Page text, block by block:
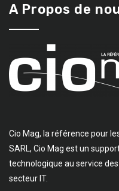
A Propos de
Cio Mag, la référence pour
SARL, Cio Mag est un
technologique au service
secteur IT.